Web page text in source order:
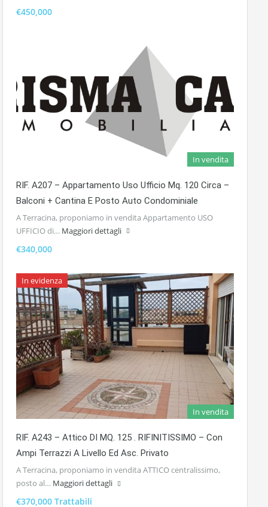
€450,000
In vendita
RIF. A207 – Appartamento Uso Ufficio Mq. 120 Circa –
Balconi + Cantina E Posto Auto Condominiale
A Terracina, proponiamo in vendita Appartamento USO
UFFICIO di… Maggiori dettagli
€340,000
In evidenza
In vendita
RIF. A243 – Attico DI MQ. 125 . RIFINITISSIMO – Con
Ampi Terrazzi A Livello Ed Asc. Privato
A Terracina, proponiamo in vendita ATTICO centralissimo,
posto al… Maggiori dettagli
€370,000 Trattabili